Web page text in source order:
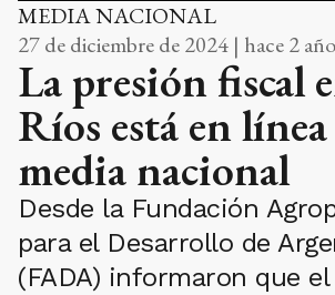
MEDIA NACIONAL
27 de diciembre de 2024 | hace 2
La presión fiscal
Ríos está en
media nacional
Desde la Fundación
para el Desarrollo de
(FADA) informaron que